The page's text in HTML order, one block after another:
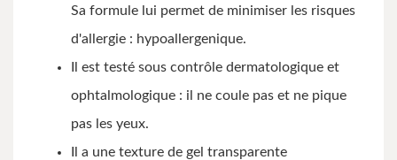
Sa formule lui permet de minimiser les risques
d'allergie : hypoallergenique.
Il est testé sous contrôle dermatologique et
ophtalmologique : il ne coule pas et ne pique
pas les yeux.
Il a une texture de gel transparente